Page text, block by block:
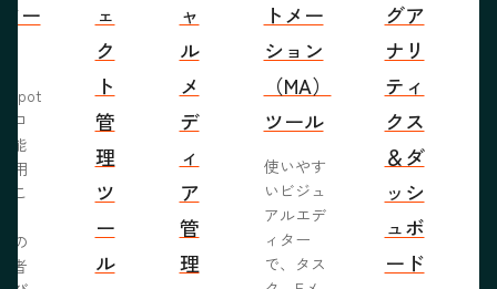
ー
ロ
能
用
こ
の
者
ェ
ク
ト
管
理
ツ
ー
ル
ャ
ル
メ
デ
ィ
ア
管
理
トメー
ション
（MA）
ツール
使いやす
いビジュ
アルエデ
ィター
で、タス
グア
ナリ
ティ
クス
＆ダ
ッシ
ュボ
ード